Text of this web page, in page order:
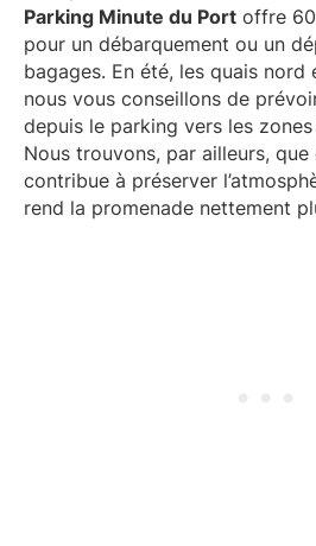
Parking Minute du Port offre
pour un débarquement ou un
bagages. En été, les quais
nous vous conseillons de
depuis le parking vers les
Nous trouvons, par ailleurs,
contribue à préserver
rend la promenade nettement